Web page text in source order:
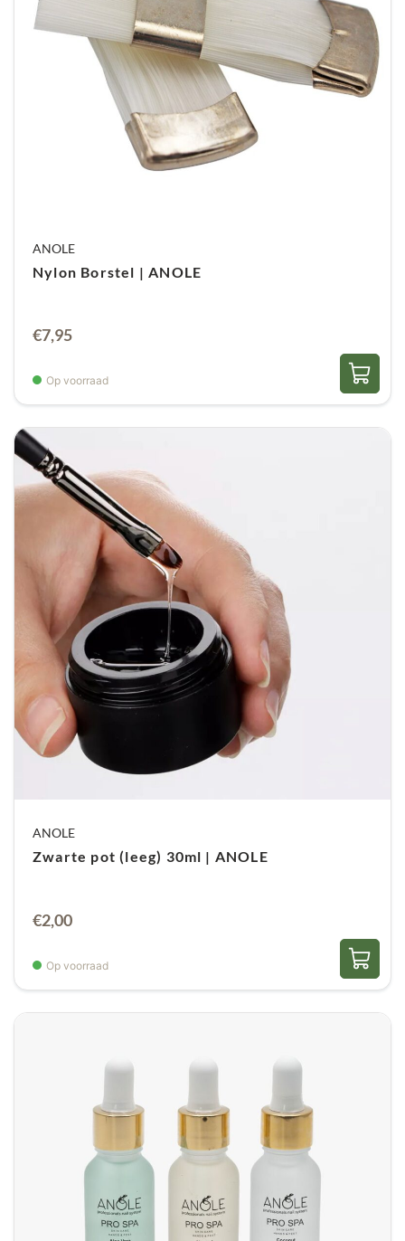
afgesloten bewaarbakje houden, zodat er geen
stof of vuil bij komt. Daarnaast is het aan te raden
om elke depper slechts één keer te gebruiken
voor optimale hygiëne. Tot slot is het verstandig
om het bakje op een droge en schone plek te
bewaren, uit de buurt van direct zonlicht en
onmisbaar hulpmiddel voor iedere
nagelverzorging. Dankzij hun pluisvrije structuur,
zorgen ze keer op keer voor een professioneel
ANOLE
Nylon Borstel | ANOLE
€7,95
Op voorraad
ANOLE
Zwarte pot (leeg) 30ml | ANOLE
€2,00
Op voorraad